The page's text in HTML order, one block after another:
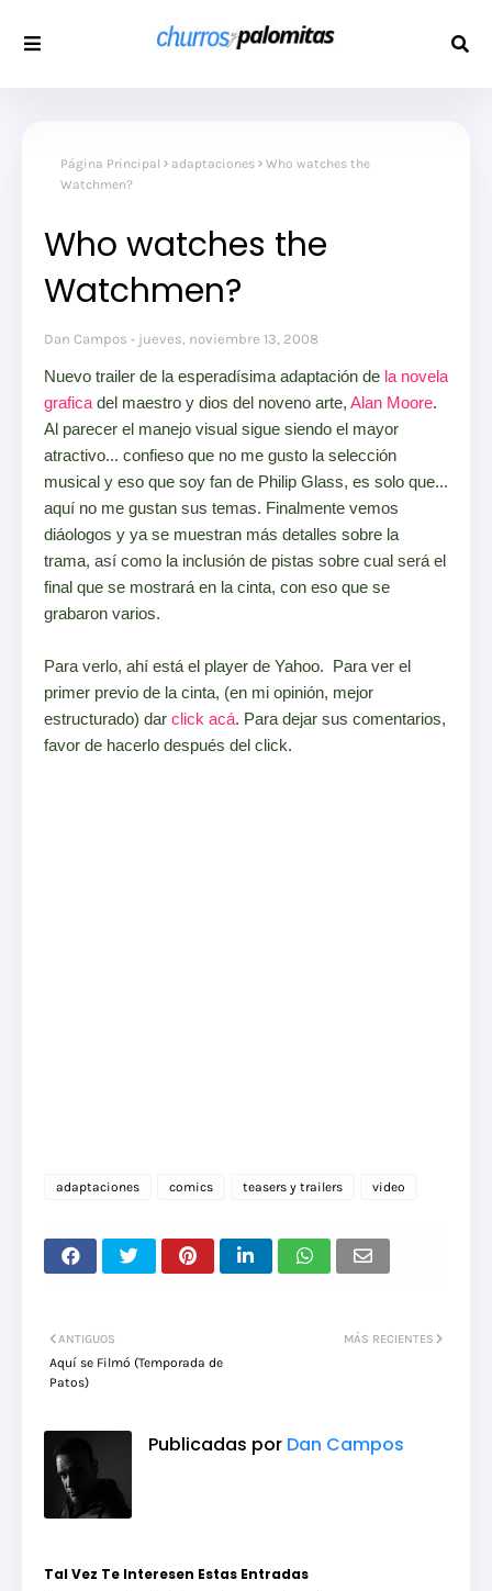
Página Principal adaptaciones
Who watches the
Watchmen?
Who watches the
Watchmen?
Dan Campos jueves, noviembre 13, 2008
Nuevo trailer de la esperadísima adaptación de la novela
grafica del maestro y dios del noveno arte, Alan Moore.
Al parecer el manejo visual sigue siendo el mayor
atractivo... confieso que no me gusto la selección
musical y eso que soy fan de Philip Glass, es solo que...
aquí no me gustan sus temas. Finalmente vemos
diáologos y ya se muestran más detalles sobre la
trama, así como la inclusión de pistas sobre cual será el
final que se mostrará en la cinta, con eso que se
grabaron varios.
Para verlo, ahí está el player de Yahoo. Para ver el
primer previo de la cinta, (en mi opinión, mejor
estructurado) dar click acá. Para dejar sus comentarios,
favor de hacerlo después del click.
adaptaciones comics teasers y trailers video
MÁS RECIENTES
ANTIGUOS
Aquí se Filmó (Temporada de
Patos)
Publicadas por Dan Campos
Tal Vez Te Interesen Estas Entradas